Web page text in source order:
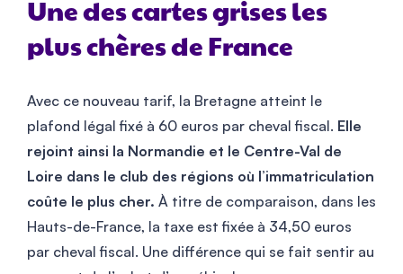
Une des cartes grises les
plus chères de France
Avec ce nouveau tarif, la Bretagne atteint le
plafond légal fixé à 60 euros par cheval fiscal. Elle
rejoint ainsi la Normandie et le Centre-Val de
Loire dans le club des régions où l’immatriculation
coûte le plus cher. À titre de comparaison, dans les
Hauts-de-France, la taxe est fixée à 34,50 euros
par cheval fiscal. Une différence qui se fait sentir au